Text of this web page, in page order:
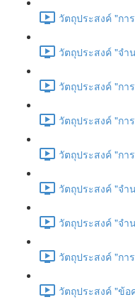
วัตถุประสงค์ "กา
วัตถุประสงค์ "จำ
วัตถุประสงค์ "กา
วัตถุประสงค์ "กา
วัตถุประสงค์ "กา
วัตถุประสงค์ "จำ
วัตถุประสงค์ "จำ
วัตถุประสงค์ "กา
วัตถุประสงค์ "ข้อ